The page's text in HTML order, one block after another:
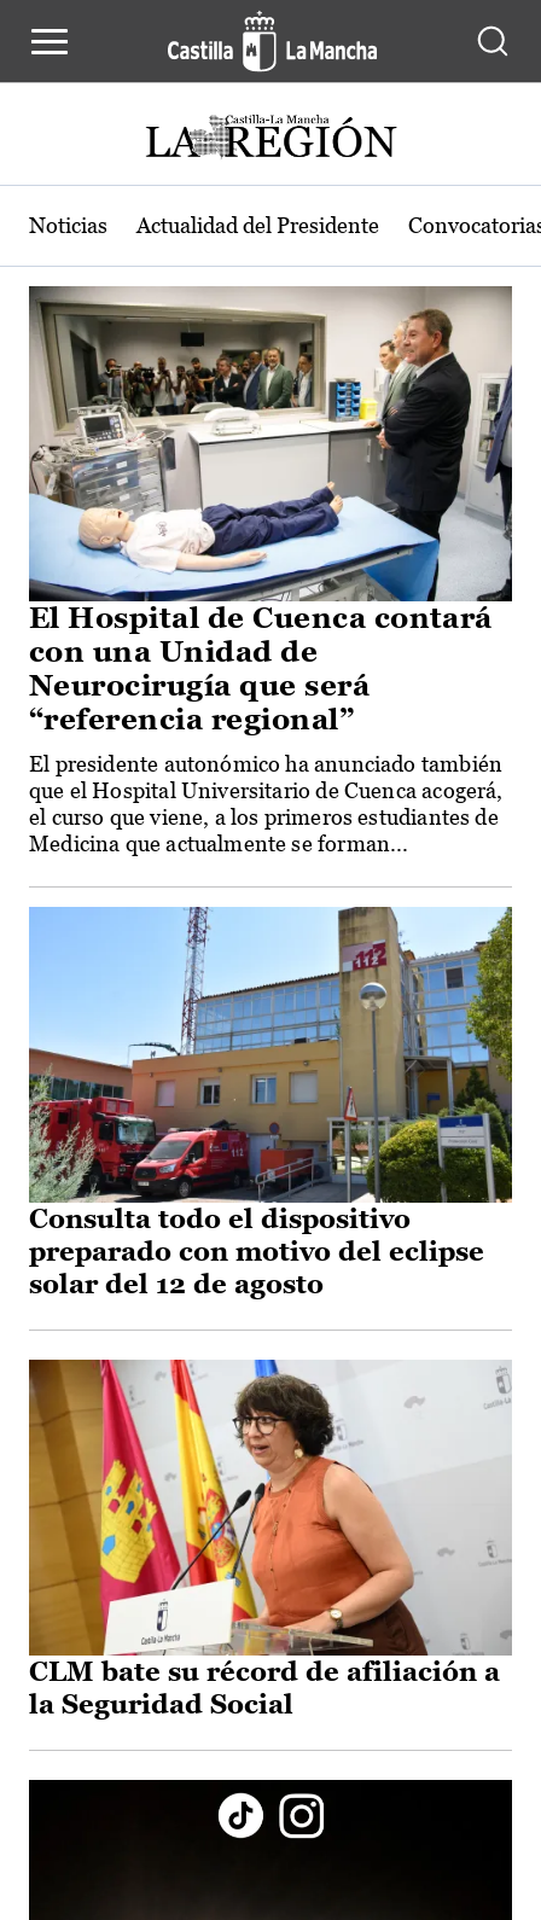
Actualidad de la región de Castilla-
Noticias Actualidad del Presidente
El Hospital de Cuenca contará
con una Unidad de
Neurocirugía que será
“referencia regional”
El presidente autonómico ha anunciado también
que el Hospital Universitario de Cuenca acogerá,
el curso que viene, a los primeros estudiantes de
Medicina que actualmente se forman...
Consulta todo el dispositivo
preparado con motivo del eclipse
solar del 12 de agosto
CLM bate su récord de afiliación a
la Seguridad Social